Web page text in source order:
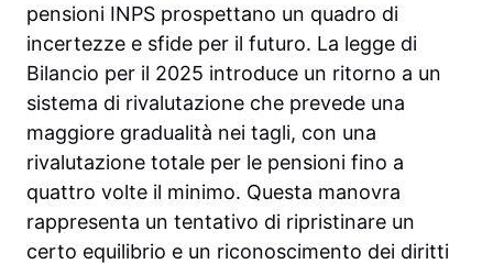
pensioni INPS prospettano un quadro di
incertezze e sfide per il futuro. La legge di
Bilancio per il 2025 introduce un ritorno a un
sistema di rivalutazione che prevede una
maggiore gradualità nei tagli, con una
rivalutazione totale per le pensioni fino a
quattro volte il minimo. Questa manovra
rappresenta un tentativo di ripristinare un
certo equilibrio e un riconoscimento dei diritti